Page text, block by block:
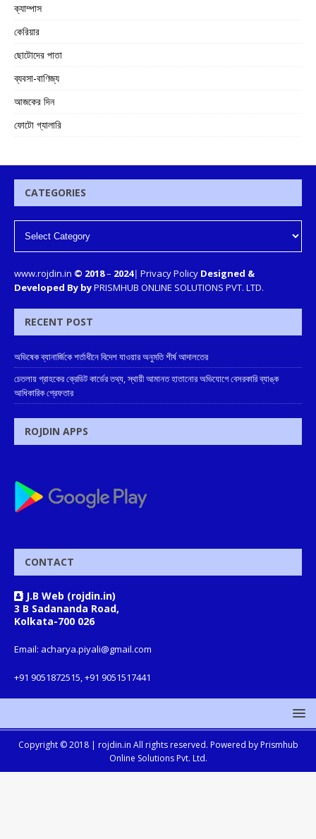
ক্যাম্পাস
কেরিয়ার
ছোটোদের পাতা
ব্যবসা-বাণিজ্য
আজকের দিন
ফোটো গ্যালারি
CATEGORIES
www.rojdin.in © 2018– 2024| Privacy Policy Designed &
Developed By byPRISMHUB ONLINE SOLUTIONS PVT. LTD.
RECENT POST
অভিষেক ব্যানার্জিকে শর্তাধীনে বিদেশ যাওয়ার অনুমতি শীর্ষ আদালতের
চেতলায় গ্রাহকের ক্রেডিট কার্ডের তথ্য, স্থায়ী আমানত হাতানোর অভিযোগে বেসরকারি ব্যাঙ্ক
আধিকারিক গ্রেফতার
ROJDIN APPS
CONTACT
J.B Web (rojdin.in)
3 B Sadananda Road,
Kolkata-700 026
Email: acharya.piyali@gmail.com
+91 9051872515, +91 9051517441
Copyright © 2018 | rojdin.in All rights reserved. Powered by Prismhub
Online Solutions Pvt. Ltd.